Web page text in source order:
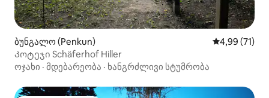
ბუნგალო (Penkun) საშუალო
4,99 (71)
Კოტეჯი Schäferhof Hiller
ოჯახი · მდებარეობა · ხანგრძლივი სტუმრობა